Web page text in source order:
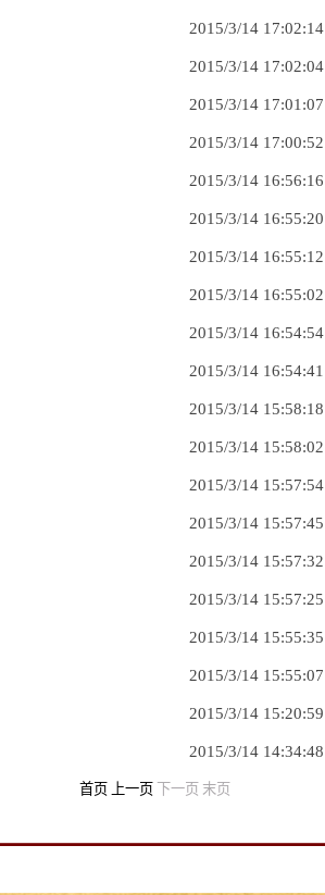
2015/3/14 17:02:14
2015/3/14 17:02:04
2015/3/14 17:01:07
2015/3/14 17:00:52
2015/3/14 16:56:16
2015/3/14 16:55:20
2015/3/14 16:55:12
2015/3/14 16:55:02
2015/3/14 16:54:54
2015/3/14 16:54:41
2015/3/14 15:58:18
2015/3/14 15:58:02
2015/3/14 15:57:54
2015/3/14 15:57:45
2015/3/14 15:57:32
2015/3/14 15:57:25
2015/3/14 15:55:35
2015/3/14 15:55:07
2015/3/14 15:20:59
2015/3/14 14:34:48
首页 上一页 下一页 末页